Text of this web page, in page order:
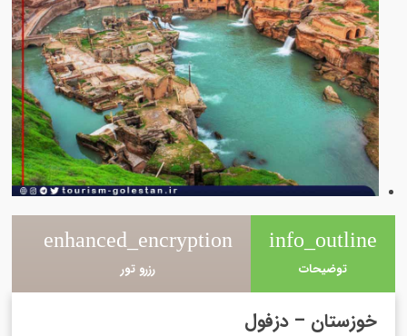
info_outline
توضیحات
enhanced_encryption
رزرو تور
خوزستان – دزفول